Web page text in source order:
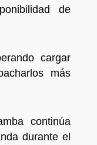
de
cargar
más
continúa
durante el